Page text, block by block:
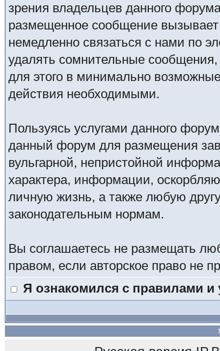
зрения владельцев данного
размещенное сообщение
немедленно связаться с нами по
удалять сомнительные
для этого в минимально
действия необходимыми.
Пользуясь услугами данного
данный форум для размещения
вульгарной, непристойной
характера, информации,
личную жизнь, а также любую
законодательным нормам.
Вы соглашаетесь не размещать
правом, если авторское право не
Я ознакомился с правилами